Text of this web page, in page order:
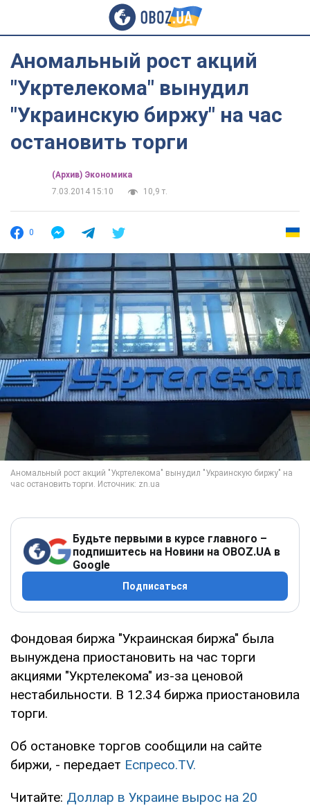
Аномальный рост акций
"Укртелекома" вынудил
"Украинскую биржу" на час
остановить торги
(Архив) Экономика
7.03.2014 15:10
10,9 т.
0
Будьте первыми в курсе главного –
подпишитесь на Новини на OBOZ.UA в
Google
Подписаться
Фондовая биржа "Украинская биржа" была
вынуждена приостановить на час торги
акциями "Укртелекома" из-за ценовой
нестабильности. В 12.34 биржа приостановила
торги.
Об остановке торгов сообщили на сайте
биржи, - передает Еспресо.TV.
Читайте: Доллар в Украине вырос на 20